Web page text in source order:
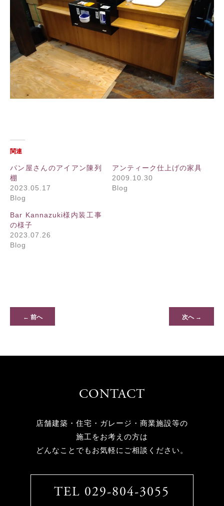
関連
パン屋さんのアイアン陳列
棚
2023.05.17
Blog
アンティーク仕上げの家具
2009.10.30
Blog
Bar Kannazuki様内装工事
の様子
2023.07.26
Blog
← 前へ 次へ →
CONTACT
店舗建築・住宅・ガレージ・商業施設等の
施工をお考えの方は
どんなことでもお気軽にご相談ください。
TEL 029-804-3055